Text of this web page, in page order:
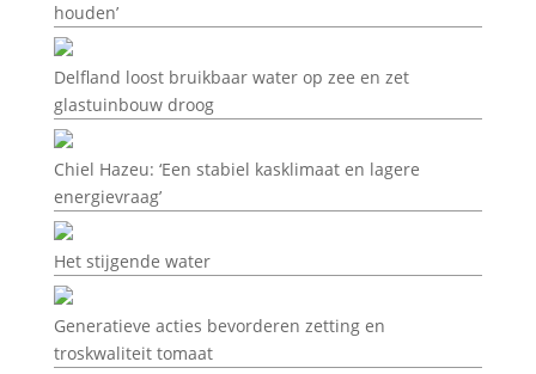
houden’
Delfland loost bruikbaar water op zee en zet
glastuinbouw droog
Chiel Hazeu: ‘Een stabiel kasklimaat en lagere
energievraag’
Het stijgende water
Generatieve acties bevorderen zetting en
troskwaliteit tomaat